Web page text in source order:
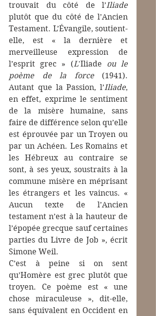
trouvait du côté de l’Iliade
plutôt que du côté de l’Ancien
Testament. L’Évangile, soutient-
elle, est « la dernière et
merveilleuse expression de
l’esprit grec » (L'Iliade ou le
poème de la force (1941).
Autant que la Passion, l’Iliade,
en effet, exprime le sentiment
de la misère humaine, sans
faire de différence selon qu’elle
est éprouvée par un Troyen ou
par un Achéen. Les Romains et
les Hébreux au contraire se
sont, à ses yeux, soustraits à la
commune misère en méprisant
les étrangers et les vaincus. «
Aucun texte de l’Ancien
testament n’est à la hauteur de
l’épopée grecque sauf certaines
parties du Livre de Job », écrit
Simone Weil.
C’est à peine si on sent
qu’Homère est grec plutôt que
troyen. Ce poème est « une
chose miraculeuse », dit-elle,
sans équivalent en Occident en